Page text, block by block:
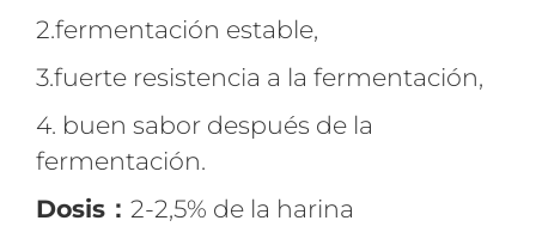
2.fermentación estable,
3.fuerte resistencia a la fermentación,
4. buen sabor después de la
fermentación.
Dosis： 2-2,5% de la harina